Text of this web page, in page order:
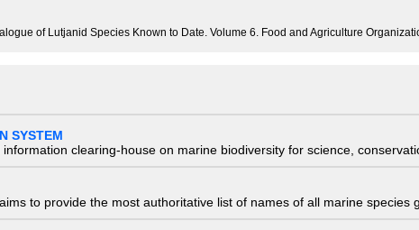
of Lutjanid Species Known to Date. Volume 6. Food and Agriculture
SYSTEM
clearing-house on marine biodiversity for science,
to provide the most authoritative list of names of all marine species